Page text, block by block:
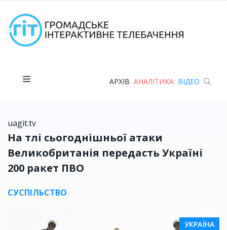
АРХІВ АНАЛІТИКА ВІДЕО
uagit.tv
На тлі сьогоднішньої атаки
Великобританія передасть Україні
200 ракет ПВО
СУСПІЛЬСТВО
УКРАЇНА